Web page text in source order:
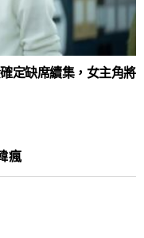
定缺席續集，女主角將
瘋